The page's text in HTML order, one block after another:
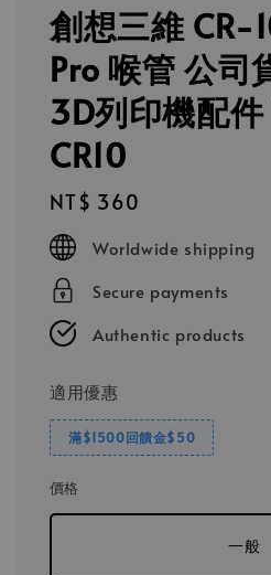
創想三維 CR-
Pro 喉管 公司
3D列印機配
CR10
Regular
price
NT$ 360
Worldwide shipping
Secure payments
Authentic products
適用優惠
滿$1500回饋金$50
價格
一般